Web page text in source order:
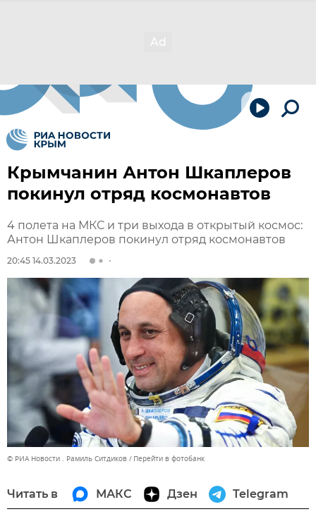
Крымчанин Антон Шкаплеров
покинул отряд космонавтов
4 полета на МКС и три выхода в открытый космос:
Антон Шкаплеров покинул отряд космонавтов
20:45 14.03.2023
© РИА Новости . Рамиль Ситдиков Перейти в фотобанк
Читать в МАКС Дзен Telegram